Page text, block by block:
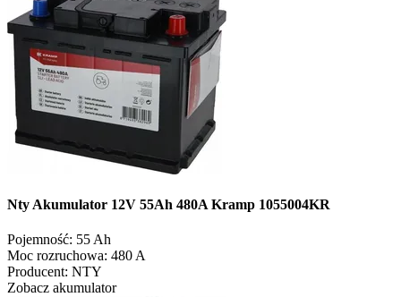
Nty Akumulator 12V 55Ah 480A Kramp 1055004KR
Pojemność: 55 Ah
Moc rozruchowa: 480 A
Producent: NTY
Zobacz akumulator